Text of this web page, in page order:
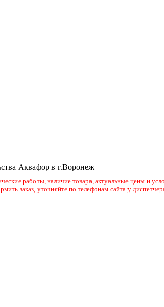
Аквафор в г.Воронеж
работы, наличие товара, актуальные цены и
заказ, уточняйте по телефонам сайта у